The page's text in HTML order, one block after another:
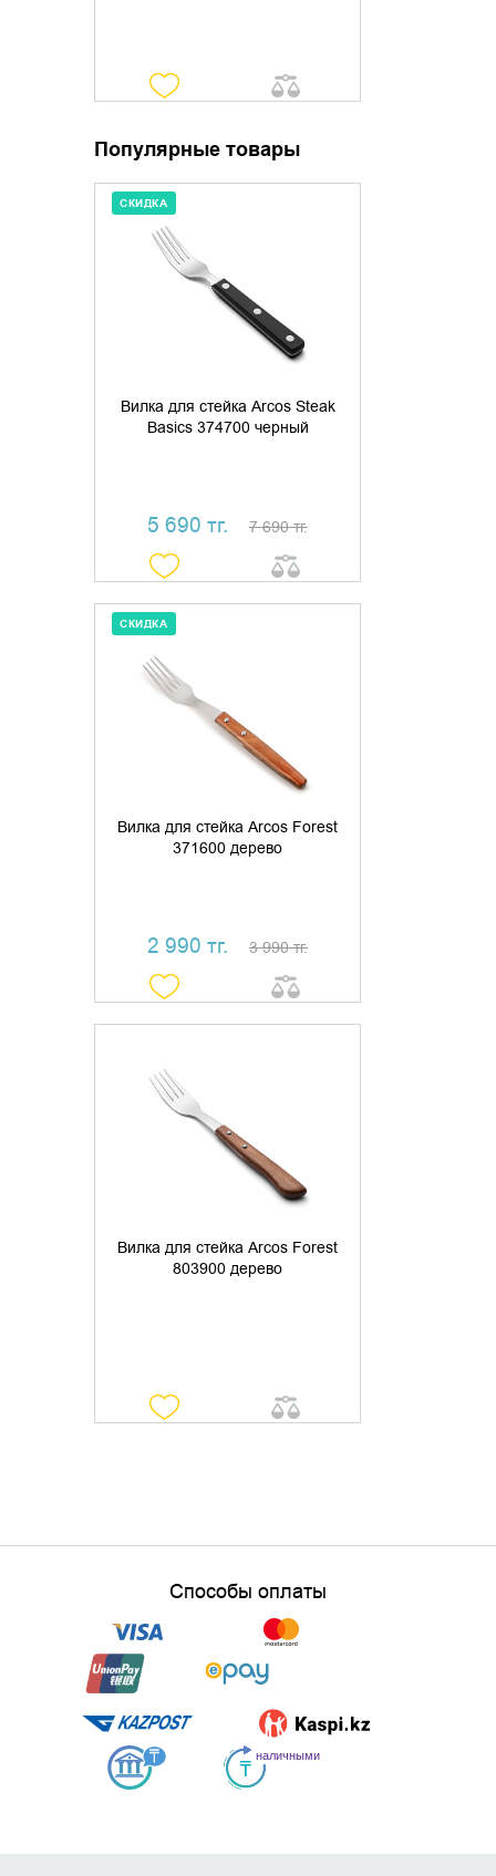
Популярные товары
Вилка для стейка Arcos Steak
Basics 374700 черный
5 690 тг. 7 690 тг.
СКИДКА
ДОБАВИТЬ В КОРЗИНУ
КУПИТЬ В 1 КЛИК
Вилка для стейка Arcos Forest
371600 дерево
2 990 тг. 3 990 тг.
СКИДКА
ДОБАВИТЬ В КОРЗИНУ
КУПИТЬ В 1 КЛИК
Вилка для стейка Arcos Forest
803900 дерево
УТОЧНИТЬ НАЛИЧИЕ
Способы оплаты